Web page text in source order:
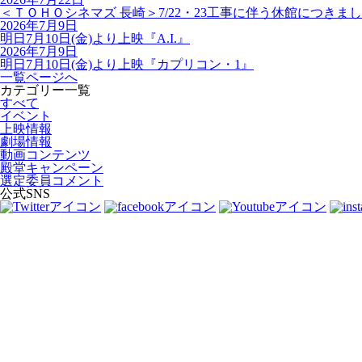
＜ＴＯＨＯシネマズ 長崎＞7/22・23工事に伴う休館につきま
2026年7月9日
明日7月10日(金)より上映『A.I.』
2026年7月9日
明日7月10日(金)より上映『カプリコン・1』
一覧ページへ
カテゴリー一覧
すべて
イベント
上映情報
劇場情報
動画コンテンツ
殿堂キャンペーン
選定委員コメント
公式SNS